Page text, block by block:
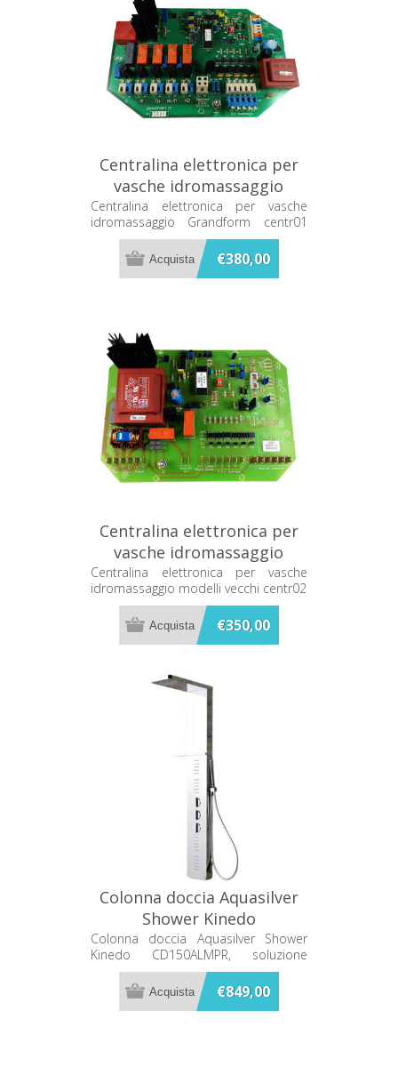
Centralina elettronica per
vasche idromassaggio
Grandform centr01
Centralina elettronica per vasche
idromassaggio Grandform centr01
(compatibile con la tastiera cod.
tast01)
€380,00
Centralina elettronica per
vasche idromassaggio
modelli vecchi centr02
Centralina elettronica per vasche
idromassaggio modelli vecchi centr02
€350,00
Colonna doccia Aquasilver
Shower Kinedo
CD150ALMPR
Colonna doccia Aquasilver Shower
Kinedo CD150ALMPR, soluzione
doccia dal design moderno per
bagno e area wellness.€849,00